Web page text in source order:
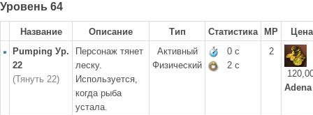
Уровень 64
Название Описание Тип Статистика MP
Цена
Pumping Ур.
22
(Тянуть 22)
Персонаж тянет
леску.
Используется,
когда рыба
устала.
Активный
Физический
0 с
2 с
2
Adena